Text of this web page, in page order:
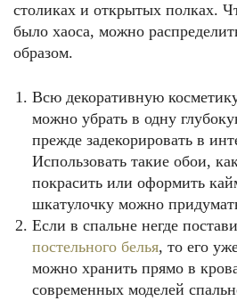
столиках и открытых полках.
было хаоса, можно
образом.
Всю декоративную
можно убрать в одну
прежде задекорировать в
Использовать такие обои,
покрасить или оформить
шкатулочку можно
Если в спальне негде
постельного белья, то его
можно хранить прямо в
современных моделей